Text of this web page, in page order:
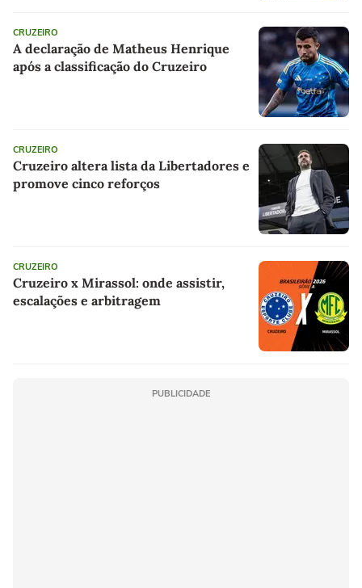
CRUZEIRO
A declaração de Matheus Henrique
após a classificação do Cruzeiro
CRUZEIRO
Cruzeiro altera lista da Libertadores e
promove cinco reforços
CRUZEIRO
Cruzeiro x Mirassol: onde assistir,
escalações e arbitragem
PUBLICIDADE